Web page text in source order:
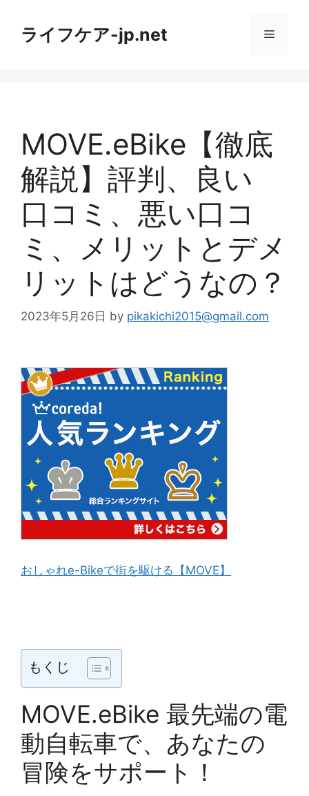
ライフケア-jp.net メ
MOVE.eBike【徹底
解説】評判、良い
口コミ、悪い口コ
ミ、メリットとデメ
リットはどうなの？
2023年5月26日 by pikakichi2015@gmail.com
おしゃれe-Bikeで街を駆ける【MOVE】
もくじ
MOVE.eBike 最先端の電
動自転車で、あなたの
冒険をサポート！